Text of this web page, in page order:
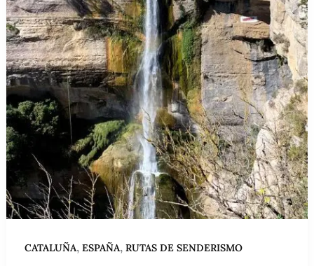
CATALUÑA, ESPAÑA, RUTAS DE SENDERISMO